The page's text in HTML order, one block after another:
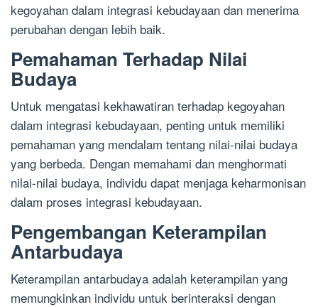
kegoyahan dalam integrasi kebudayaan dan menerima
perubahan dengan lebih baik.
Pemahaman Terhadap Nilai
Budaya
Untuk mengatasi kekhawatiran terhadap kegoyahan
dalam integrasi kebudayaan, penting untuk memiliki
pemahaman yang mendalam tentang nilai-nilai budaya
yang berbeda. Dengan memahami dan menghormati
nilai-nilai budaya, individu dapat menjaga keharmonisan
dalam proses integrasi kebudayaan.
Pengembangan Keterampilan
Antarbudaya
Keterampilan antarbudaya adalah keterampilan yang
memungkinkan individu untuk berinteraksi dengan